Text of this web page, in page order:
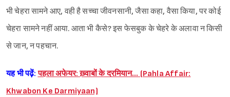
भी चेहरा सामने आए, वही है सच्चा जीवनसानी, जैसा कहा, वैसा किया, पर कोई
चेहरा सामने नहीं आया. आता भी कैसे? इस फेसबुक के चेहरे के अलावा न किसी
से जान, न पहचान.
यह भी पढ़ें:पहला अफेयर: ख़्वाबों के दरमियान… (Pahla Affair:
Khwabon Ke Darmiyaan)